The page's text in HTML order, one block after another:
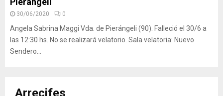
30/06/2020 0
Angela Sabrina Maggi Vda. de Pierángeli (90). Falleció el 30/6 a
las 12:30 hs. No se realizará velatorio. Sala velatoria: Nuevo
Sendero...
Arrecifes